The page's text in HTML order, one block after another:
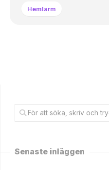
Hemlarm
Senaste inläggen